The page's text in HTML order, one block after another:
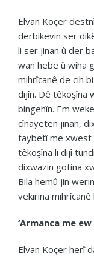
Elvan Koçer
derbikevin ser
li ser jinan û der
wan hebe û wiha
mihrîcanê de cih
dijîn. Dê têkoşîna
bingehîn. Em
cînayeten jinan,
taybetî me xwest
têkoşîna li dijî
dixwazin gotina
Bila hemû jin
vekirina
‘Armanca me
Elvan Koçer herî